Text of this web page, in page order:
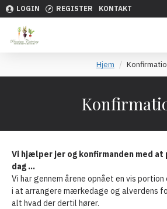
LOGIN REGISTER KONTAKT
Hjem
Vi hjælper jer og konfirmanden med
dag …
Vi har gennem årene opnået en vis
i at arrangere mærkedage og alverdens
alt hvad der dertil hører.